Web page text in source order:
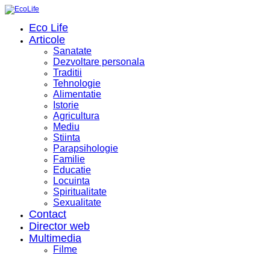
Eco Life
Articole
Sanatate
Dezvoltare personala
Traditii
Tehnologie
Alimentatie
Istorie
Agricultura
Mediu
Stiinta
Parapsihologie
Familie
Educatie
Locuinta
Spiritualitate
Sexualitate
Contact
Director web
Multimedia
Filme